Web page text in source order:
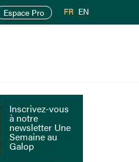
Espace Pro FR EN
Inscrivez-vous
à notre
newsletter Une
Semaine au
Galop